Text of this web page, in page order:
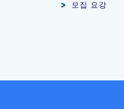
모집 요강